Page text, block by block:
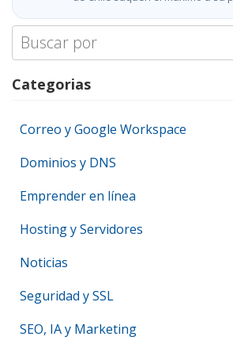
Search
for:
Categorias
Correo y Google Workspace
Dominios y DNS
Emprender en línea
Hosting y Servidores
Noticias
Seguridad y SSL
SEO, IA y Marketing